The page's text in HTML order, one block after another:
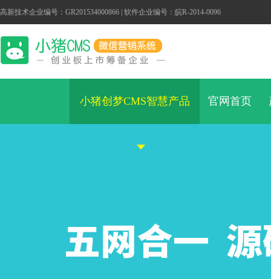
高新技术企业编号：GR201534000866 | 软件企业编号：皖R-2014-0096
小猪创梦CMS智慧产品 官网首页